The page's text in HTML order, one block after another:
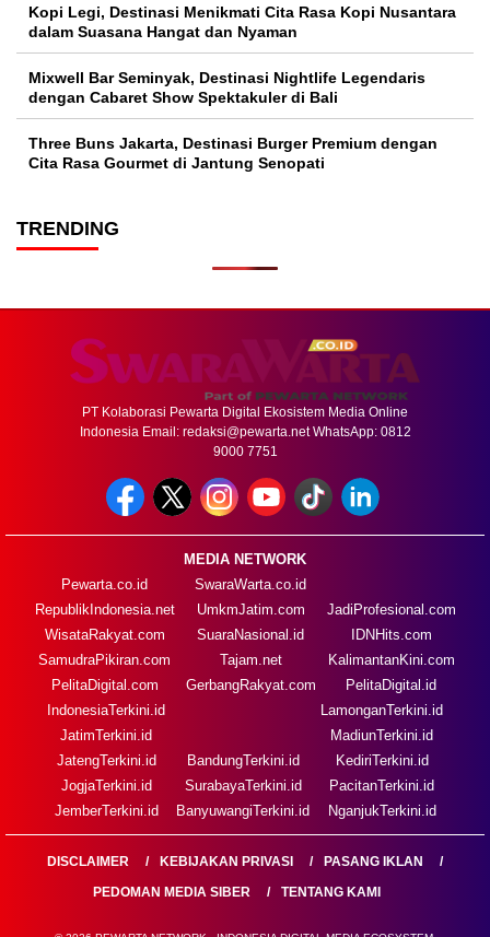
Kopi Legi, Destinasi Menikmati Cita Rasa Kopi Nusantara
dalam Suasana Hangat dan Nyaman
Mixwell Bar Seminyak, Destinasi Nightlife Legendaris
dengan Cabaret Show Spektakuler di Bali
Three Buns Jakarta, Destinasi Burger Premium dengan
Cita Rasa Gourmet di Jantung Senopati
TRENDING
PT Kolaborasi Pewarta Digital Ekosistem Media Online
Indonesia Email: redaksi@pewarta.netWhatsApp: 0812
9000 7751
MEDIA NETWORK
Pewarta.co.id
RepublikIndonesia.net
WisataRakyat.com
SamudraPikiran.com
PelitaDigital.com
SwaraWarta.co.id
UmkmJatim.com
SuaraNasional.id
Tajam.net
GerbangRakyat.com
JadiProfesional.com
IDNHits.com
KalimantanKini.com
PelitaDigital.id
IndonesiaTerkini.id
JatimTerkini.id
JatengTerkini.id
JogjaTerkini.id
JemberTerkini.id
BandungTerkini.id
SurabayaTerkini.id
BanyuwangiTerkini.id
LamonganTerkini.id
MadiunTerkini.id
KediriTerkini.id
PacitanTerkini.id
NganjukTerkini.id
DISCLAIMER KEBIJAKAN PRIVASI
PASANG IKLAN
PEDOMAN MEDIA SIBER
TENTANG KAMI